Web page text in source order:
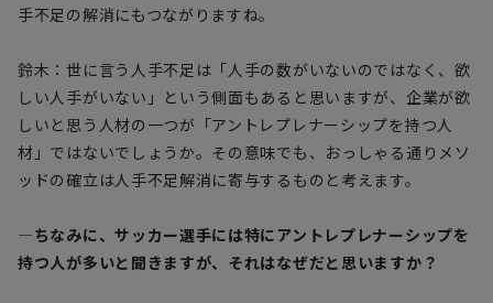
手不足の解消にもつながりますね。
鈴木：世に言う人手不足は「人手の数がいないのではなく、欲
しい人手がいない」という側面もあると思いますが、企業が欲
しいと思う人材の一つが「アントレプレナーシップを持つ人
材」ではないでしょうか。その意味でも、おっしゃる通りメソ
ッドの確立は人手不足解消に寄与するものと考えます。
―ちなみに、サッカー選手には特にアントレプレナーシップを
持つ人が多いと聞きますが、それはなぜだと思いますか？